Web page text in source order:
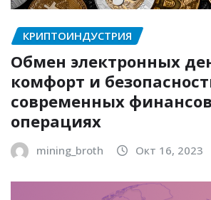
КРИПТОИНДУСТРИЯ
Обмен электронных
комфорт и
современных
операциях
mining_broth Окт 16, 2023